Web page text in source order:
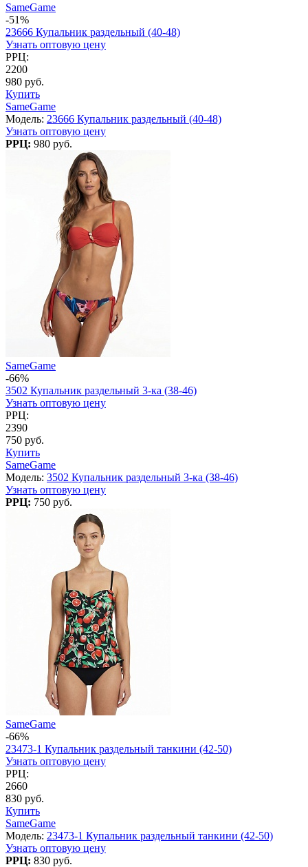
SameGame
-51%
23666 Купальник раздельный (40-48)
Узнать оптовую цену
РРЦ:
2200
980 руб.
Купить
SameGame
Модель: 23666 Купальник раздельный (40-48)
Узнать оптовую цену
РРЦ: 980 руб.
SameGame
-66%
3502 Купальник раздельный 3-ка (38-46)
Узнать оптовую цену
РРЦ:
2390
750 руб.
Купить
SameGame
Модель: 3502 Купальник раздельный 3-ка (38-46)
Узнать оптовую цену
РРЦ: 750 руб.
SameGame
-66%
23473-1 Купальник раздельный танкини (42-50)
Узнать оптовую цену
РРЦ:
2660
830 руб.
Купить
SameGame
Модель: 23473-1 Купальник раздельный танкини (42-50)
Узнать оптовую цену
РРЦ: 830 руб.